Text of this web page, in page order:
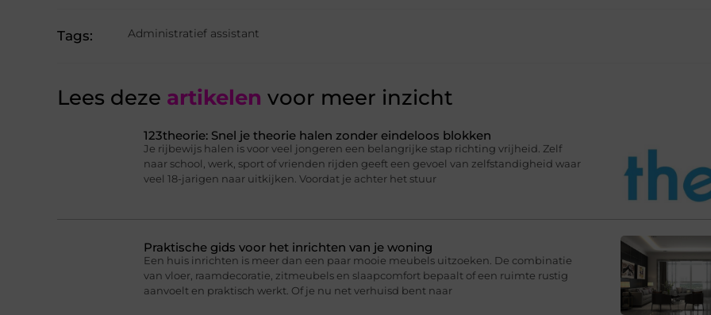
Tags: Administratief assistant
Lees deze artikelen voor meer inzicht
123theorie: Snel je theorie halen zonder eindeloos blokken
Je rijbewijs halen is voor veel jongeren een belangrijke stap richting vrijheid. Zelf
naar school, werk, sport of vrienden rijden geeft een gevoel van zelfstandigheid waar
veel 18-jarigen naar uitkijken. Voordat je achter het stuur
Praktische gids voor het inrichten van je woning
Een huis inrichten is meer dan een paar mooie meubels uitzoeken. De combinatie
van vloer, raamdecoratie, zitmeubels en slaapcomfort bepaalt of een ruimte rustig
aanvoelt en praktisch werkt. Of je nu net verhuisd bent naar